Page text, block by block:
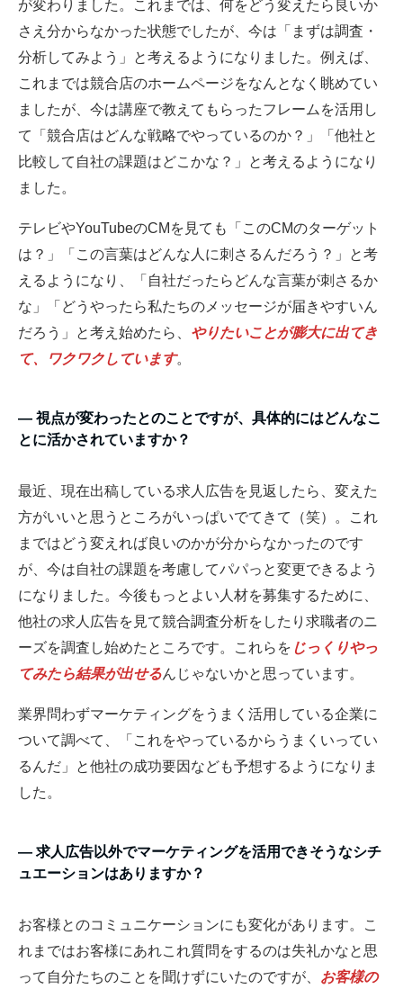
が変わりました。これまでは、何をどう変えたら良いか
さえ分からなかった状態でしたが、今は「まずは調査・
分析してみよう」と考えるようになりました。例えば、
これまでは競合店のホームページをなんとなく眺めてい
ましたが、今は講座で教えてもらったフレームを活用し
て「競合店はどんな戦略でやっているのか？」「他社と
比較して自社の課題はどこかな？」と考えるようになり
ました。
テレビやYouTubeのCMを見ても「このCMのターゲット
は？」「この言葉はどんな人に刺さるんだろう？」と考
えるようになり、「自社だったらどんな言葉が刺さるか
な」「どうやったら私たちのメッセージが届きやすいん
だろう」と考え始めたら、 やりたいことが膨大に出てき
て、ワクワクしています。
― 視点が変わったとのことですが、具体的にはどんなこ
とに活かされていますか？
最近、現在出稿している求人広告を見返したら、変えた
方がいいと思うところがいっぱいでてきて（笑）。これ
まではどう変えれば良いのかが分からなかったのです
が、今は自社の課題を考慮してパパっと変更できるよう
になりました。今後もっとよい人材を募集するために、
他社の求人広告を見て競合調査分析をしたり求職者のニ
ーズを調査し始めたところです。これらを じっくりやっ
てみたら結果が出せるんじゃないかと思っています。
業界問わずマーケティングをうまく活用している企業に
ついて調べて、「これをやっているからうまくいってい
るんだ」と他社の成功要因なども予想するようになりま
した。
― 求人広告以外でマーケティングを活用できそうなシチ
ュエーションはありますか？
お客様とのコミュニケーションにも変化があります。こ
れまではお客様にあれこれ質問をするのは失礼かなと思
って自分たちのことを聞けずにいたのですが、 お客様の